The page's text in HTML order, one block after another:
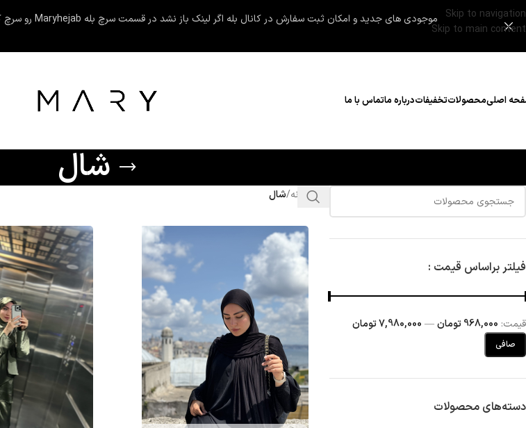
Skip to navigation
Skip to main content
موجودی های جدید و امکان ثبت سفارش در کانال بله اگر لینک باز نشد در قسمت سرچ بله Maryhejab رو سرچ کنید . هر سوالی بود با شماره ۰۹۳۶۱۶۵۴۳۱۵ در ارتباط باشین .
اصلیمحصولاتتخفیفاتدرباره ماتماس با ما
شال
فیلتر براساس قیمت :
صافی
قيمت: 968,000 تومان — 7,980,000 تومان
دسته‌های محصولات
خانه/شال